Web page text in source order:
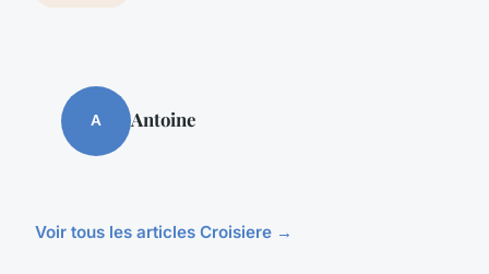
A Antoine
Voir tous les articles Croisiere →